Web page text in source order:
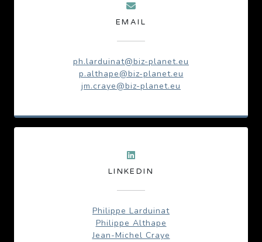
EMAIL
ph.larduinat@biz-planet.eu
p.althape@biz-planet.eu
jm.craye@biz-planet.eu
LINKEDIN
Philippe Larduinat
Philippe Althape
Jean-Michel Craye